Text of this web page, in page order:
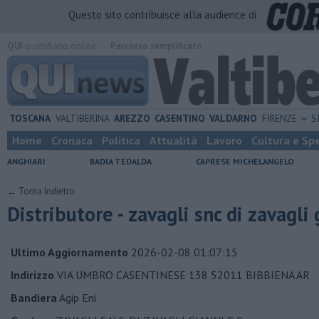
Questo sito contribuisce alla audience di
TOSCANA VALTIBERINA AREZZO CASENTINO VALDARNO FIRENZE
Home Cronaca Politica Attualità Lavoro Cultura e
ANGHIARI BADIA TEDALDA CAPRESE MICHELANGELO
← Torna Indietro
Distributore - zavagli snc di zavagli
Ultimo Aggiornamento 2026-02-08 01:07:15
Indirizzo VIA UMBRO CASENTINESE 138 52011 BIBBIENA AR
Bandiera Agip Eni